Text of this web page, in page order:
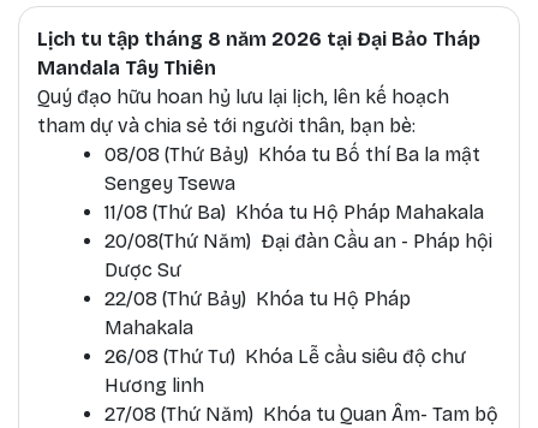
Lịch tu tập tháng 8 năm 2026 tại Đại Bảo Tháp
Mandala Tây Thiên
Quý đạo hữu hoan hỷ lưu lại lịch, lên kế hoạch
tham dự và chia sẻ tới người thân, bạn bè:
08/08 (Thứ Bảy) Khóa tu Bố thí Ba la mật
Sengey Tsewa
11/08 (Thứ Ba) Khóa tu Hộ Pháp Mahakala
20/08(Thứ Năm) Đại đàn Cầu an - Pháp hội
Dược Sư
22/08 (Thứ Bảy) Khóa tu Hộ Pháp
Mahakala
26/08 (Thứ Tư) Khóa Lễ cầu siêu độ chư
Hương linh
27/08 (Thứ Năm) Khóa tu Quan Âm- Tam bộ